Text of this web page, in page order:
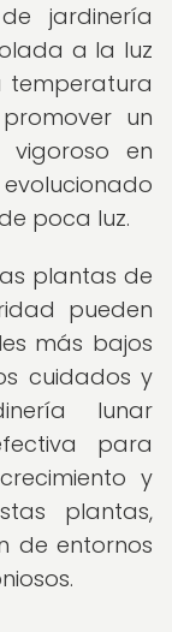
jardinería
a la luz
temperatura
un
vigoroso en
poca luz.
plantas de
pueden
más bajos
cuidados y
lunar
para
y
plantas,
de entornos